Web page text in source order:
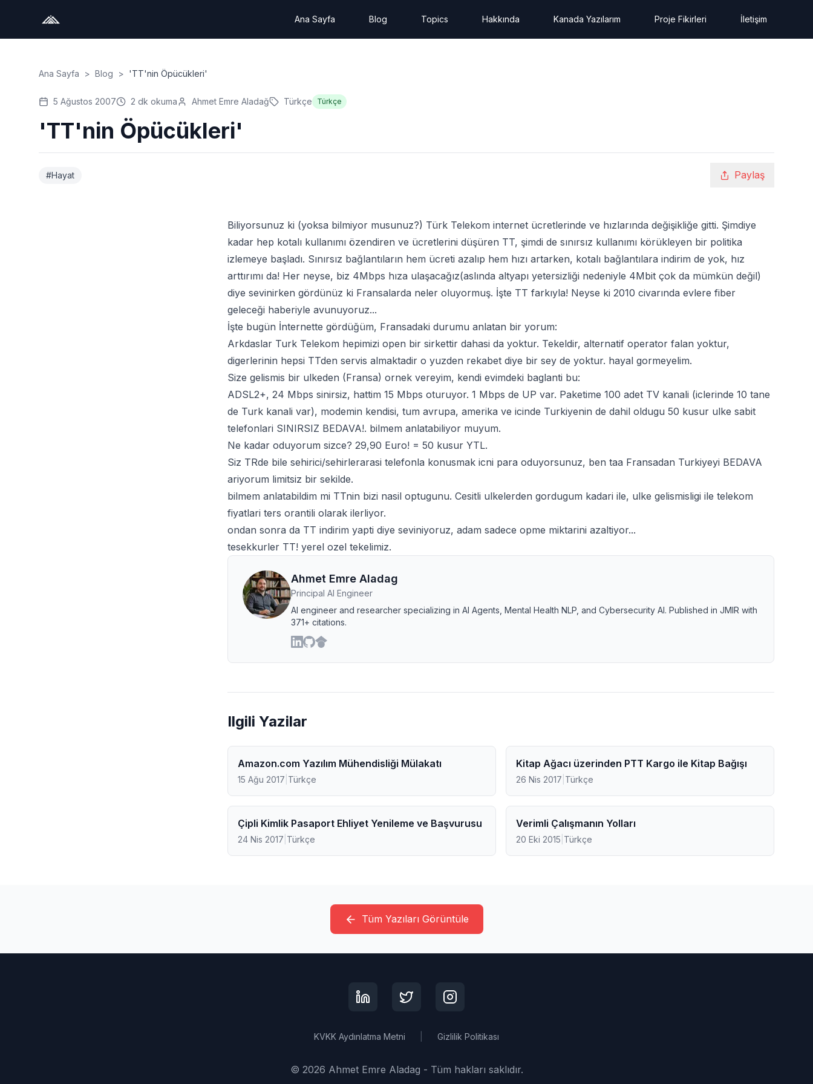
Ana Sayfa Blog Topics Hakkında Kanada Yazılarım Proje Fikirleri İletişim
Ana Sayfa > Blog > 'TT'nin Öpücükleri'
5 Ağustos 2007 2 dk okuma Ahmet Emre Aladağ Türkçe Türkçe
'TT'nin Öpücükleri'
#Hayat Paylaş
Biliyorsunuz ki (yoksa bilmiyor musunuz?) Türk Telekom internet ücretlerinde ve hızlarında değişikliğe gitti. Şimdiye
kadar hep kotalı kullanımı özendiren ve ücretlerini düşüren TT, şimdi de sınırsız kullanımı körükleyen bir politika
izlemeye başladı. Sınırsız bağlantıların hem ücreti azalıp hem hızı artarken, kotalı bağlantılara indirim de yok, hız
arttırımı da! Her neyse, biz 4Mbps hıza ulaşacağız(aslında altyapı yetersizliği nedeniyle 4Mbit çok da mümkün değil)
diye sevinirken gördünüz ki Fransalarda neler oluyormuş. İşte TT farkıyla! Neyse ki 2010 civarında evlere fiber
geleceği haberiyle avunuyoruz...
İşte bugün İnternette gördüğüm, Fransadaki durumu anlatan bir yorum:
Arkdaslar Turk Telekom hepimizi open bir sirkettir dahasi da yoktur. Tekeldir, alternatif operator falan yoktur,
digerlerinin hepsi TTden servis almaktadir o yuzden rekabet diye bir sey de yoktur. hayal gormeyelim.
Size gelismis bir ulkeden (Fransa) ornek vereyim, kendi evimdeki baglanti bu:
ADSL2+, 24 Mbps sinirsiz, hattim 15 Mbps oturuyor. 1 Mbps de UP var. Paketime 100 adet TV kanali (iclerinde 10 tane
de Turk kanali var), modemin kendisi, tum avrupa, amerika ve icinde Turkiyenin de dahil oldugu 50 kusur ulke sabit
telefonlari SINIRSIZ BEDAVA!. bilmem anlatabiliyor muyum.
Ne kadar oduyorum sizce? 29,90 Euro! = 50 kusur YTL.
Siz TRde bile sehirici/sehirlerarasi telefonla konusmak icni para oduyorsunuz, ben taa Fransadan Turkiyeyi BEDAVA
ariyorum limitsiz bir sekilde.
bilmem anlatabildim mi TTnin bizi nasil optugunu. Cesitli ulkelerden gordugum kadari ile, ulke gelismisligi ile telekom
fiyatlari ters orantili olarak ilerliyor.
ondan sonra da TT indirim yapti diye seviniyoruz, adam sadece opme miktarini azaltiyor...
tesekkurler TT! yerel ozel tekelimiz.
Ahmet Emre Aladag
Principal AI Engineer
AI engineer and researcher specializing in AI Agents, Mental Health NLP, and Cybersecurity AI. Published in JMIR with
371+ citations.
Ilgili Yazilar
Amazon.com Yazılım Mühendisliği Mülakatı
15 Ağu 2017 Türkçe
Kitap Ağacı üzerinden PTT Kargo ile Kitap Bağışı
26 Nis 2017 Türkçe
Çipli Kimlik Pasaport Ehliyet Yenileme ve Başvurusu
24 Nis 2017 Türkçe
Verimli Çalışmanın Yolları
20 Eki 2015 Türkçe
Tüm Yazıları Görüntüle
KVKK Aydınlatma Metni Gizlilik Politikası
© 2026 Ahmet Emre Aladag - Tüm hakları saklıdır.